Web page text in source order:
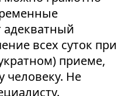
адекватный
всех суток при
приеме,
человеку. Не